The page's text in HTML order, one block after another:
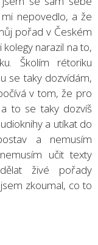
nepovedlo, a že
pořad v Českém
narazil na to,
Školím rétoriku
se taky dozvídám,
v tom, že pro
to se taky dozvíš
a utíkat do
a nemusím
učit texty
živé pořady
zkoumal, co to